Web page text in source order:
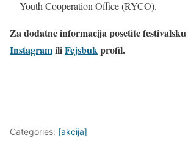
Youth Cooperation Office (RYCO).
Za dodatne informacija posetite festivalsku
InstagramiliFejsbuk profil.
Categories: [akcija]